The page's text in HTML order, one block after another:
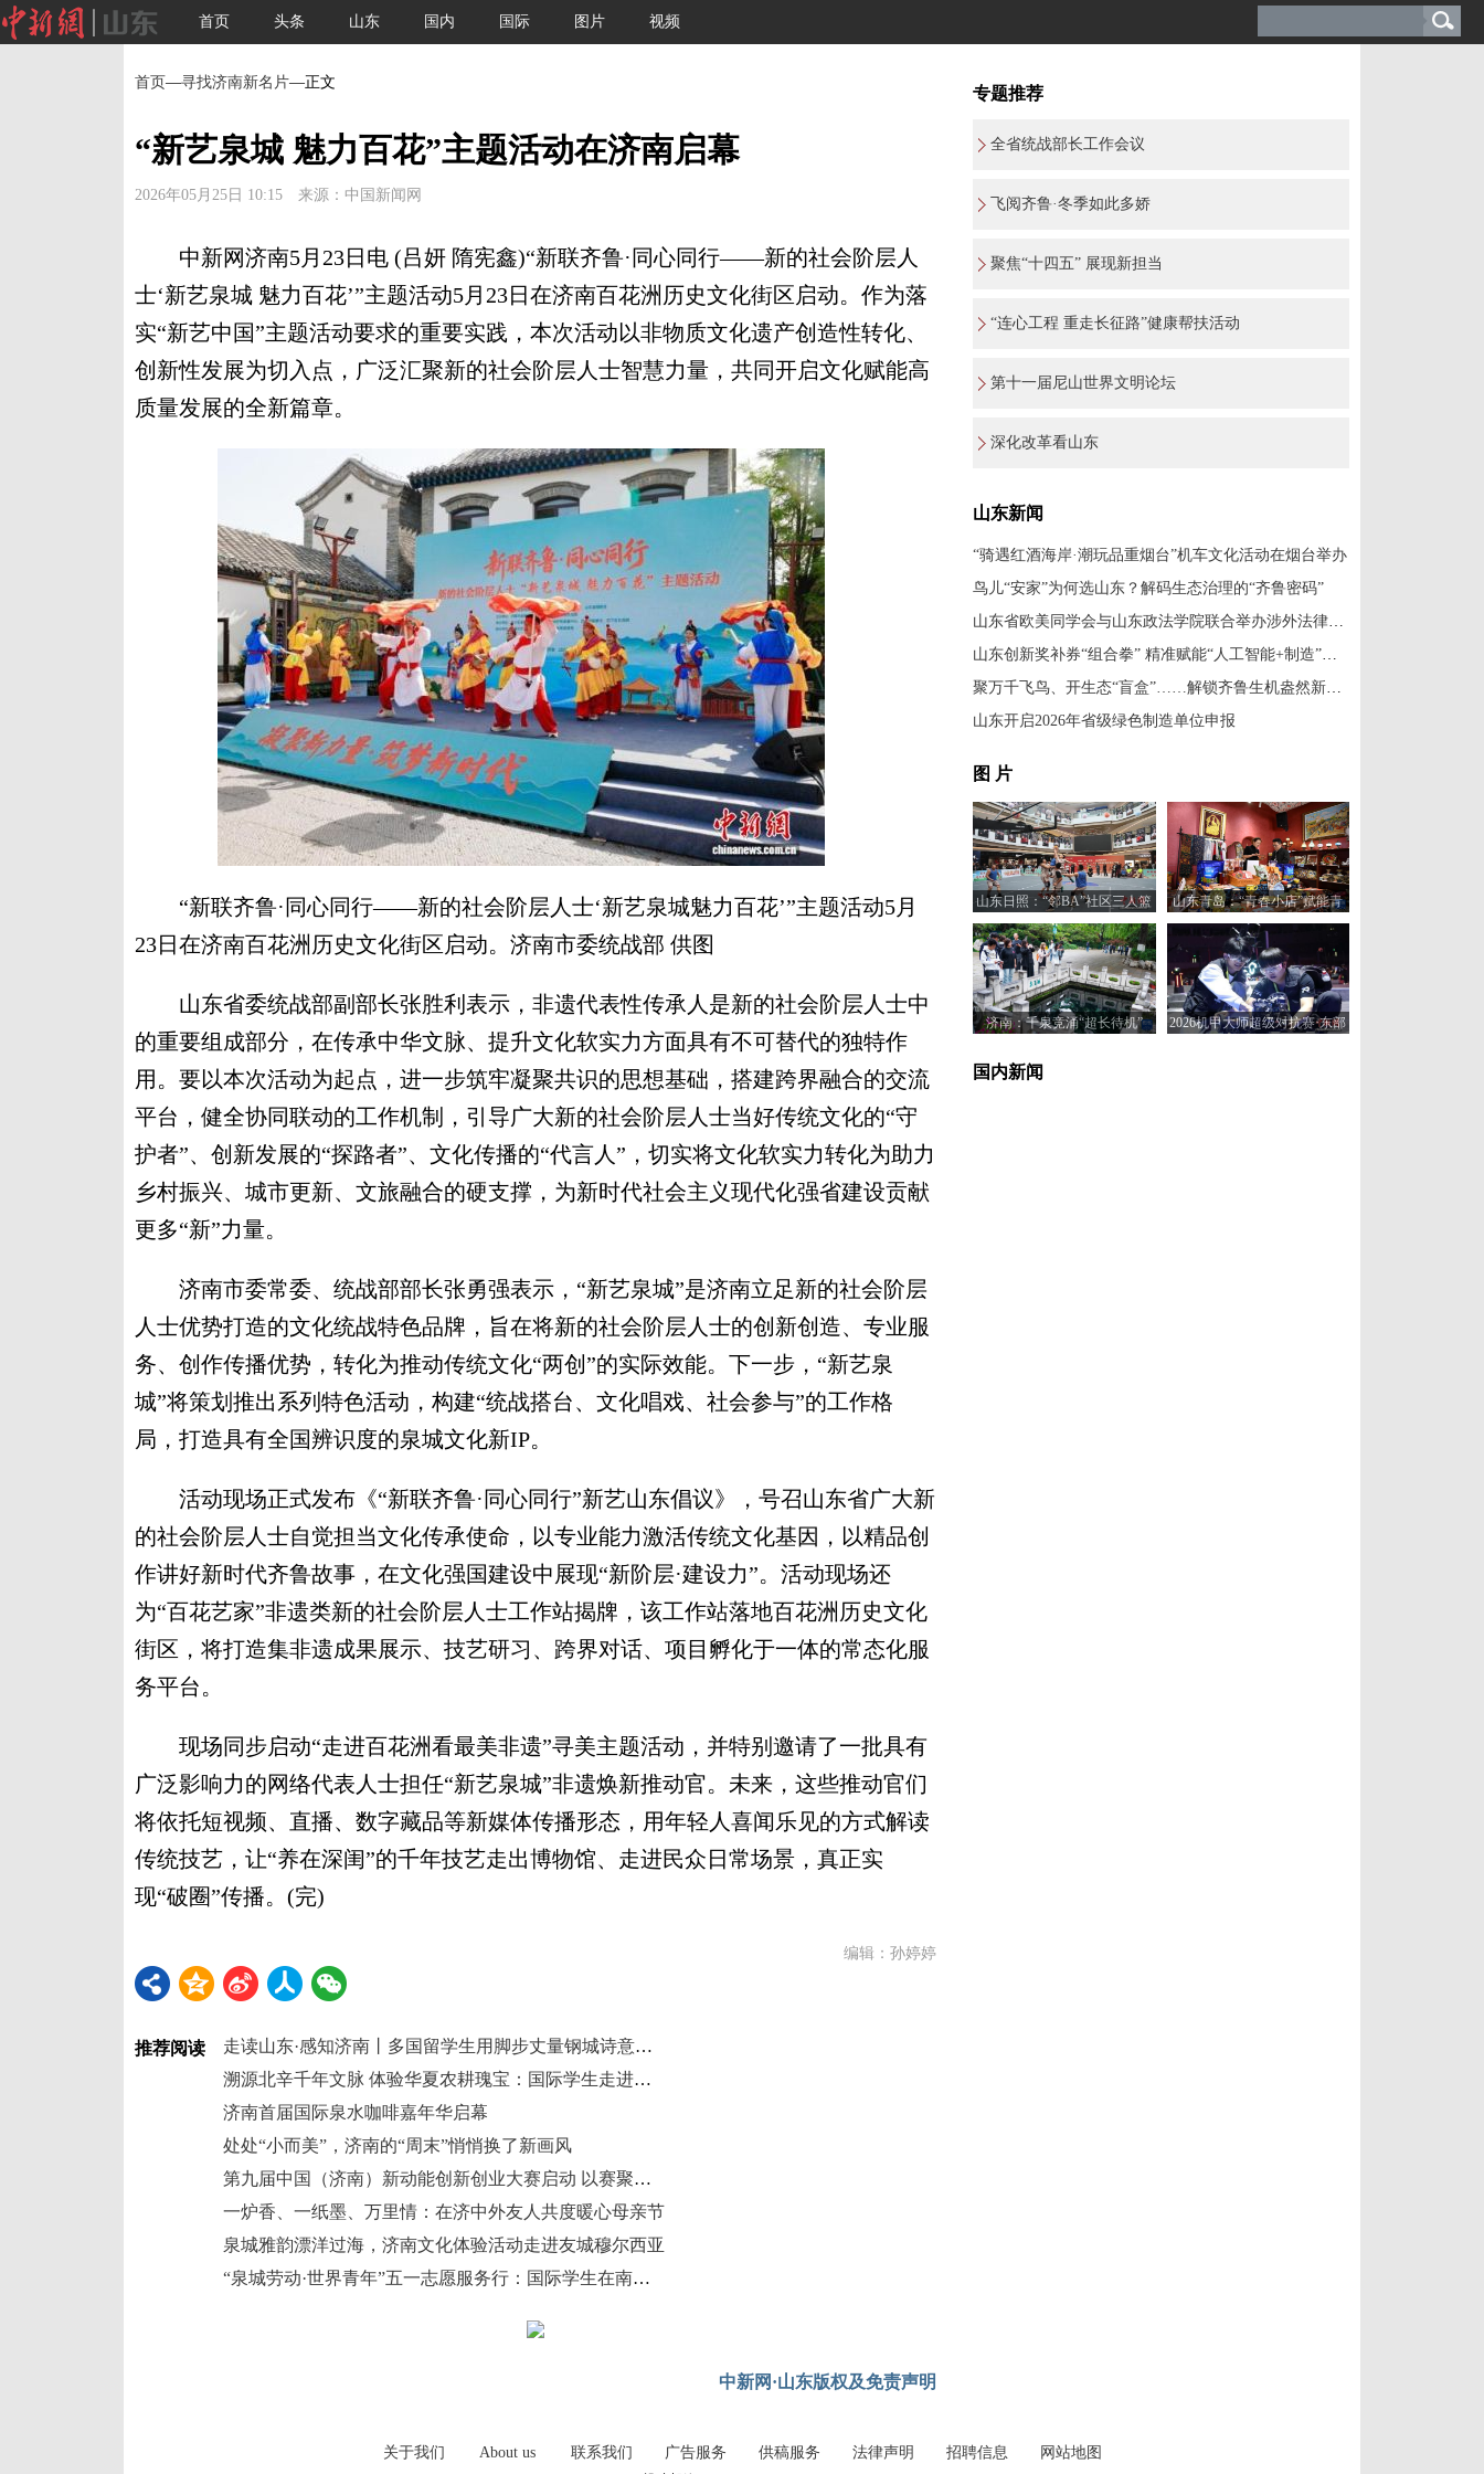
首页 头条 山东 国内 国际 图片 视频
首页—寻找济南新名片—正文
“新艺泉城 魅力百花”主题活动在济南启幕
2026年05月25日 10:15 来源：中国新闻网
中新网济南5月23日电 (吕妍 隋宪鑫)“新联齐鲁·同心同行——新的社会阶层人
士‘新艺泉城 魅力百花’”主题活动5月23日在济南百花洲历史文化街区启动。作为落
实“新艺中国”主题活动要求的重要实践，本次活动以非物质文化遗产创造性转化、
创新性发展为切入点，广泛汇聚新的社会阶层人士智慧力量，共同开启文化赋能高
质量发展的全新篇章。
“新联齐鲁·同心同行——新的社会阶层人士‘新艺泉城魅力百花’”主题活动5月
23日在济南百花洲历史文化街区启动。济南市委统战部 供图
山东省委统战部副部长张胜利表示，非遗代表性传承人是新的社会阶层人士中
的重要组成部分，在传承中华文脉、提升文化软实力方面具有不可替代的独特作
用。要以本次活动为起点，进一步筑牢凝聚共识的思想基础，搭建跨界融合的交流
平台，健全协同联动的工作机制，引导广大新的社会阶层人士当好传统文化的“守
护者”、创新发展的“探路者”、文化传播的“代言人”，切实将文化软实力转化为助力
乡村振兴、城市更新、文旅融合的硬支撑，为新时代社会主义现代化强省建设贡献
更多“新”力量。
济南市委常委、统战部部长张勇强表示，“新艺泉城”是济南立足新的社会阶层
人士优势打造的文化统战特色品牌，旨在将新的社会阶层人士的创新创造、专业服
务、创作传播优势，转化为推动传统文化“两创”的实际效能。下一步，“新艺泉
城”将策划推出系列特色活动，构建“统战搭台、文化唱戏、社会参与”的工作格
局，打造具有全国辨识度的泉城文化新IP。
活动现场正式发布《“新联齐鲁·同心同行”新艺山东倡议》，号召山东省广大新
的社会阶层人士自觉担当文化传承使命，以专业能力激活传统文化基因，以精品创
作讲好新时代齐鲁故事，在文化强国建设中展现“新阶层·建设力”。活动现场还
为“百花艺家”非遗类新的社会阶层人士工作站揭牌，该工作站落地百花洲历史文化
街区，将打造集非遗成果展示、技艺研习、跨界对话、项目孵化于一体的常态化服
务平台。
现场同步启动“走进百花洲看最美非遗”寻美主题活动，并特别邀请了一批具有
广泛影响力的网络代表人士担任“新艺泉城”非遗焕新推动官。未来，这些推动官们
将依托短视频、直播、数字藏品等新媒体传播形态，用年轻人喜闻乐见的方式解读
传统技艺，让“养在深闺”的千年技艺走出博物馆、走进民众日常场景，真正实
现“破圈”传播。(完)
编辑：孙婷婷
推荐阅读
走读山东·感知济南丨多国留学生用脚步丈量钢城诗意与活力
溯源北辛千年文脉 体验华夏农耕瑰宝：国际学生走进莱芜张里街村
济南首届国际泉水咖啡嘉年华启幕
处处“小而美”，济南的“周末”悄悄换了新画风
第九届中国（济南）新动能创新创业大赛启动 以赛聚才赋能产业升级
一炉香、一纸墨、万里情：在济中外友人共度暖心母亲节
泉城雅韵漂洋过海，济南文化体验活动走进友城穆尔西亚
“泉城劳动·世界青年”五一志愿服务行：国际学生在南山种下友谊林
中新网·山东版权及免责声明
专题推荐
全省统战部长工作会议
飞阅齐鲁·冬季如此多娇
聚焦“十四五” 展现新担当
“连心工程 重走长征路”健康帮扶活动
第十一届尼山世界文明论坛
深化改革看山东
山东新闻
“骑遇红酒海岸·潮玩品重烟台”机车文化活动在烟台举办
鸟儿“安家”为何选山东？解码生态治理的“齐鲁密码”
山东省欧美同学会与山东政法学院联合举办涉外法律风险应对座谈会
山东创新奖补券“组合拳” 精准赋能“人工智能+制造”升级
聚万千飞鸟、开生态“盲盒”……解锁齐鲁生机盎然新画卷
山东开启2026年省级绿色制造单位申报
图 片
山东日照：“邻BA”社区三人篮
球赛火热开打
山东青岛：“青春小店”赋能青
年创业新活力
济南：千泉竞涌“超长待机”
2026机甲大师超级对抗赛·东部
国内新闻
关于我们 About us 联系我们 广告服务 供稿服务 法律声明 招聘信息 网站地图